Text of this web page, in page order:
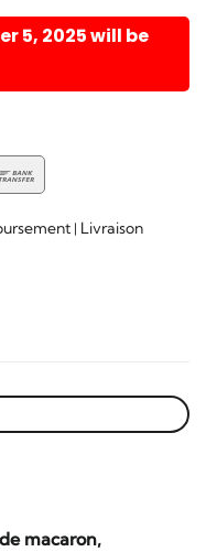
5, 2025 will be
Transfer
| Livraison
macaron,